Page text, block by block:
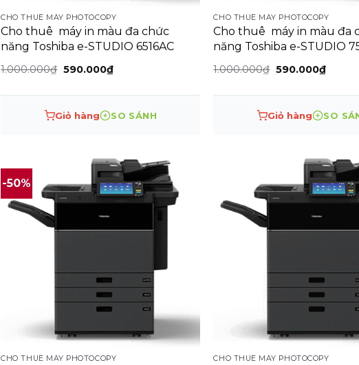
CHO THUÊ MÁY PHOTOCOPY
Cho thuê máy in màu đa chức
năng Toshiba e-STUDIO 6516AC
1.000.000₫ Giá
1.000.000₫.
590.000₫Giá
hiện
là:
Giỏ hàng SO SÁNH
CHO THUÊ MÁY PHOTOCOPY
Cho thuê máy in màu đa
năng Toshiba e-STUDIO
1.000.000₫ Giá
1.000.000₫.
590.000₫Giá
hiện
là:
Giỏ hàng SO
-50%
CHO THUÊ MÁY PHOTOCOPY CHO THUÊ MÁY PHOTOCOPY